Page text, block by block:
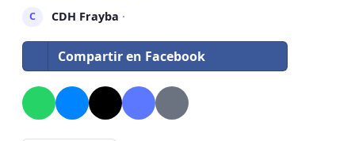
C CDH Frayba ·
Compartir en Facebook